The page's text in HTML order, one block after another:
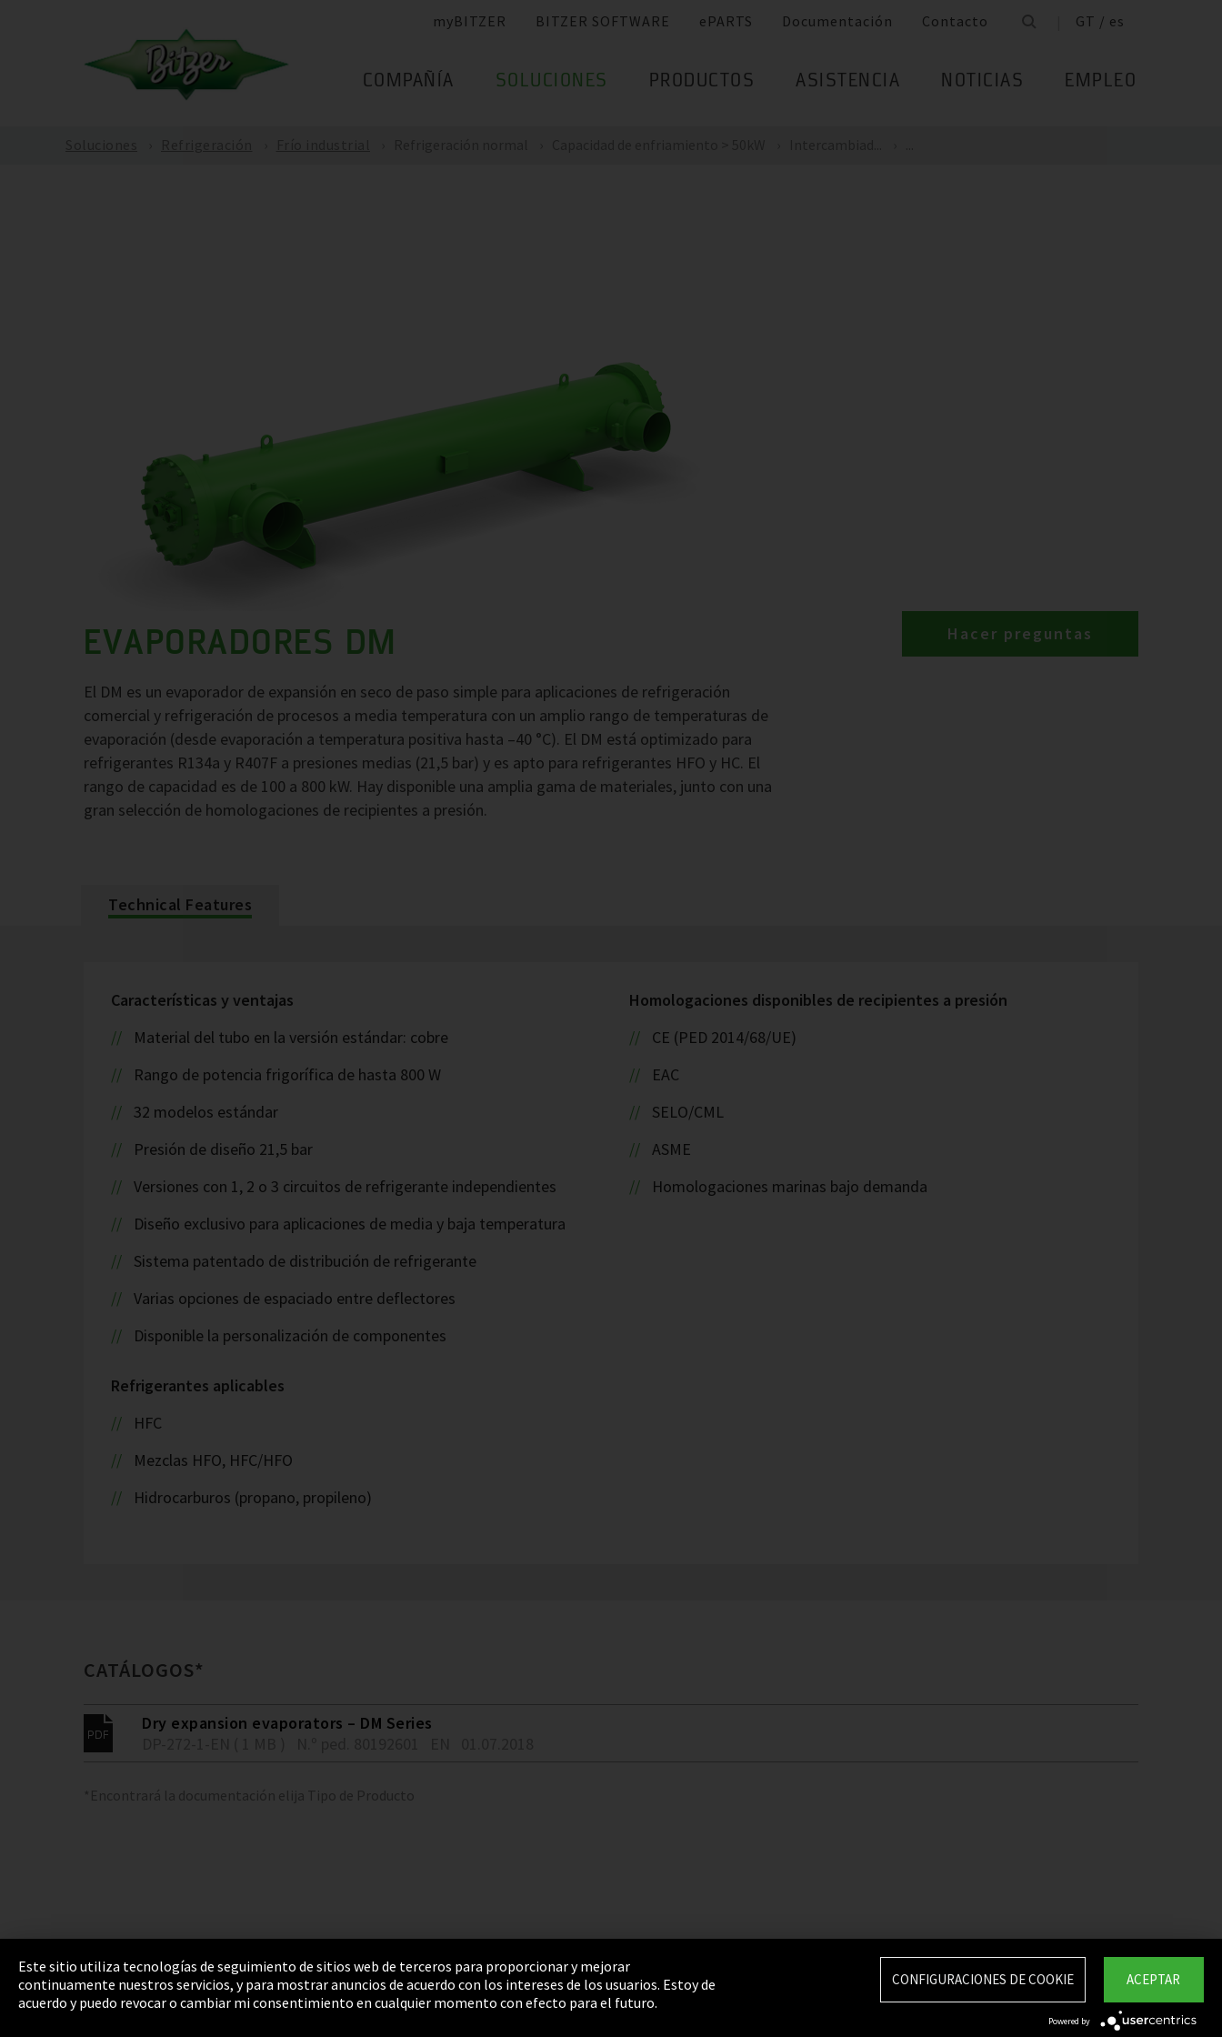
myBITZER BITZER SOFTWARE ePARTS Documentación Contacto GT / es
COMPAÑÍA SOLUCIONES PRODUCTOS ASISTENCIA NOTICIAS EMPLEO
EVAPORADORES DM
El DM es un evaporador de expansión en seco de paso simple para aplicaciones de refrigeración
comercial y refrigeración de procesos a media temperatura con un amplio rango de temperaturas de
evaporación (desde evaporación a temperatura positiva hasta –40 °C). El DM está optimizado para
refrigerantes R134a y R407F a presiones medias (21,5 bar) y es apto para refrigerantes HFO y HC. El
rango de capacidad es de 100 a 800 kW. Hay disponible una amplia gama de materiales, junto con una
gran selección de homologaciones de recipientes a presión.
Hacer preguntas
Technical Features
Características y ventajas
Material del tubo en la versión estándar: cobre
Rango de potencia frigorífica de hasta 800 W
32 modelos estándar
Presión de diseño 21,5 bar
Versiones con 1, 2 o 3 circuitos de refrigerante independientes
Diseño exclusivo para aplicaciones de media y baja temperatura
Sistema patentado de distribución de refrigerante
Varias opciones de espaciado entre deflectores
Disponible la personalización de componentes
Refrigerantes aplicables
HFC
Mezclas HFO, HFC/HFO
Hidrocarburos (propano, propileno)
Homologaciones disponibles de recipientes a presión
CE (PED 2014/68/UE)
EAC
SELO/CML
ASME
Homologaciones marinas bajo demanda
CATÁLOGOS*
Dry expansion evaporators – DM Series
*Encontrará la documentación elija Tipo de Producto
Pie de imprenta Política de privacidad Cookie Settings Términos y Condiciones
Este sitio utiliza tecnologías de seguimiento de sitios web de terceros para proporcionar y mejorar
continuamente nuestros servicios, y para mostrar anuncios de acuerdo con los intereses de los usuarios. Estoy de
acuerdo y puedo revocar o cambiar mi consentimiento en cualquier momento con efecto para el futuro.
ACEPTAR
CONFIGURACIONES DE COOKIE
Powered by